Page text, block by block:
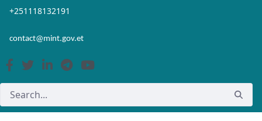
Skip to Main Content
Open Accessibility Menu
+251118132191
contact@mint.gov.et